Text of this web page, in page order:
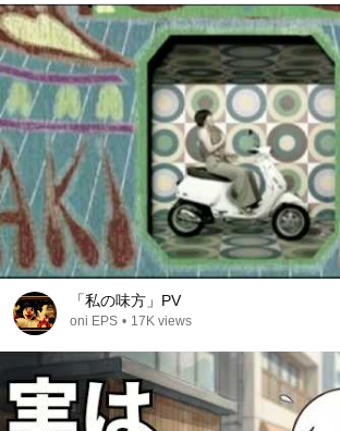
「私の味方」PV
oni EPS • 17K views